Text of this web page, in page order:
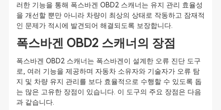
러한 기능을 통해 폭스바겐 OBD2 스캐너는 유지 관리 효율성
을 개선할 뿐만 아니라 차량이 최상의 상태로 작동하고 잠재적
인 문제가 적시에 발견되어 해결되도록 보장합니다.
폭스바겐 OBD2 스캐너의 장점
폭스바겐 OBD2 스캐너는 폭스바겐이 설계한 오류 진단 도구
로, 여러 기능을 제공하며 자동차 소유자와 기술자가 오류 탐
지 및 차량 유지 관리를 보다 효율적으로 수행할 수 있도록 돕
는 많은 고유한 장점이 있습니다. 이 도구의 주요 장점은 다음
과 같습니다.